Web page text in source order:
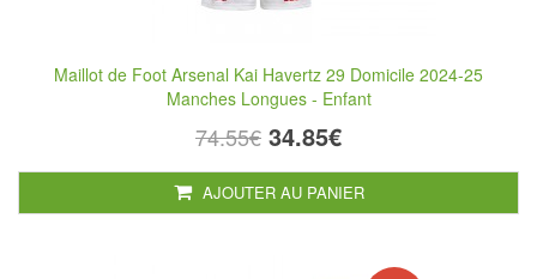
Maillot de Foot Arsenal Kai Havertz 29 Domicile 2024-25
Manches Longues - Enfant
74.55€ 34.85€
AJOUTER AU PANIER